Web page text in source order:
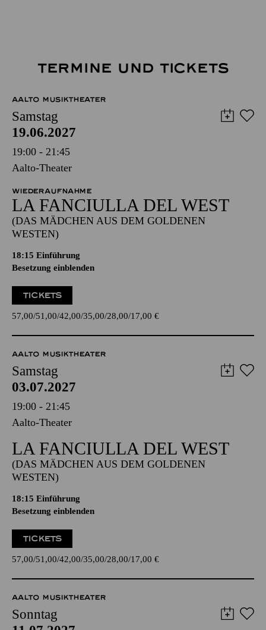
TERMINE UND TICKETS
AALTO MUSIKTHEATER
Samstag
19.06.2027
19:00 - 21:45
Aalto-Theater
WIEDERAUFNAHME
LA FANCIULLA DEL WEST
(DAS MÄDCHEN AUS DEM GOLDENEN
WESTEN)
18:15 Einführung
Besetzung einblenden
TICKETS
57,00 51,00 42,00 35,00 28,00 17,00 €
AALTO MUSIKTHEATER
Samstag
03.07.2027
19:00 - 21:45
Aalto-Theater
LA FANCIULLA DEL WEST
(DAS MÄDCHEN AUS DEM GOLDENEN
WESTEN)
18:15 Einführung
Besetzung einblenden
TICKETS
57,00 51,00 42,00 35,00 28,00 17,00 €
AALTO MUSIKTHEATER
Sonntag